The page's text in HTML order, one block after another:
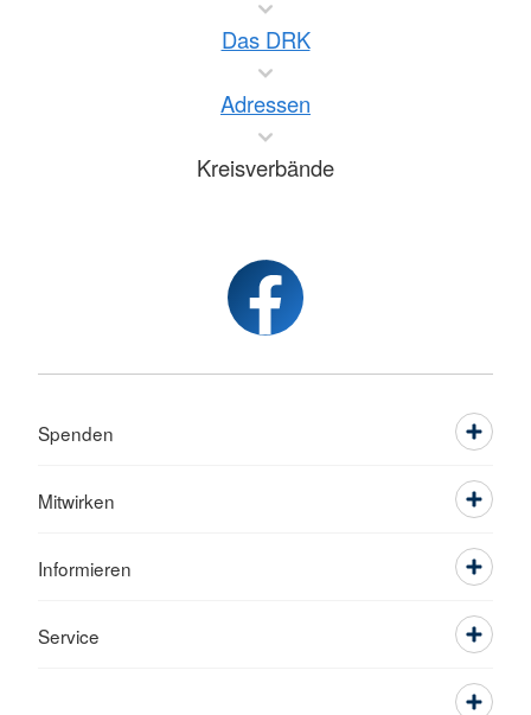
Das DRK
Adressen
Kreisverbände
Spenden
Mitwirken
Informieren
Service